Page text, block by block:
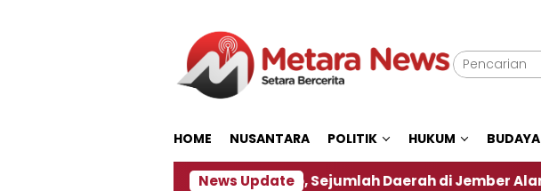
HOME NUSANTARA POLITIK HUKUM BUDAYA
News Update
Dampak El Nino, Sejumlah Daerah di Jember Alami Krisi Air